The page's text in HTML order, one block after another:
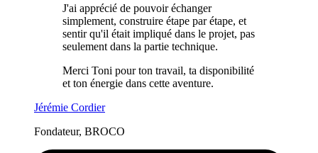
J'ai apprécié de pouvoir échanger
simplement, construire étape par étape, et
sentir qu'il était impliqué dans le projet, pas
seulement dans la partie technique.
Merci Toni pour ton travail, ta disponibilité
et ton énergie dans cette aventure.
Jérémie Cordier
Fondateur, BROCO